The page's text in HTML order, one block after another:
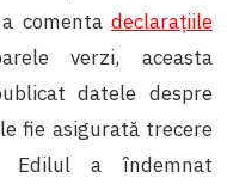
comenta declarațiile
verzi, aceasta
datele despre
fie asigurată trecere
Edilul a îndemnat